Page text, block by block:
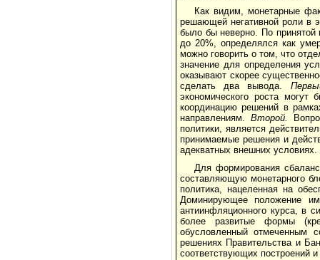
Как видим, монетарные
решающей негативной роли в
было бы неверно. По принятой
до 20%, определялся как
можно говорить о том, что
значение для определения
оказывают скорее
сделать два вывода.
экономического роста
координацию решений в
направлениям. Второй.
политики, является
принимаемые решения и
адекватных внешних условиях.
Для формирования
составляющую монетарного
политика, нацеленная на
Доминирующее положение
антиинфляционного курса, в
более развитые формы
обусловленный отмеченным
решениях Правительства и
соответствующих построений